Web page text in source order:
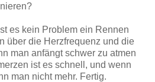
es kein Problem ein Rennen
über die Herzfrequenz und die
man anfängt schwer zu atmen
ist es schnell, und wenn
man nicht mehr. Fertig.